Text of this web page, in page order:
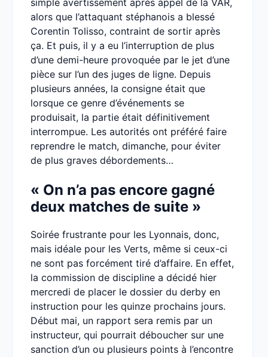
simple avertissement après appel de la VAR,
alors que l’attaquant stéphanois a blessé
Corentin Tolisso, contraint de sortir après
ça. Et puis, il y a eu l’interruption de plus
d’une demi-heure provoquée par le jet d’une
pièce sur l’un des juges de ligne. Depuis
plusieurs années, la consigne était que
lorsque ce genre d’événements se
produisait, la partie était définitivement
interrompue. Les autorités ont préféré faire
reprendre le match, dimanche, pour éviter
de plus graves débordements…
« On n’a pas encore gagné
deux matches de suite »
Soirée frustrante pour les Lyonnais, donc,
mais idéale pour les Verts, même si ceux-ci
ne sont pas forcément tiré d’affaire. En effet,
la commission de discipline a décidé hier
mercredi de placer le dossier du derby en
instruction pour les quinze prochains jours.
Début mai, un rapport sera remis par un
instructeur, qui pourrait déboucher sur une
sanction d’un ou plusieurs points à l’encontre